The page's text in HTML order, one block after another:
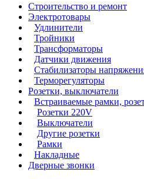
Строительство и ремонт
Электротовары
Удлинители
Тройники
Трансформаторы
Датчики движения
Стабилизаторы
Терморегуляторы
Розетки, выключатели
Встраиваемые рамки,
Розетки 220V
Выключатели
Другие розетки
Рамки
Накладные
Дверные звонки